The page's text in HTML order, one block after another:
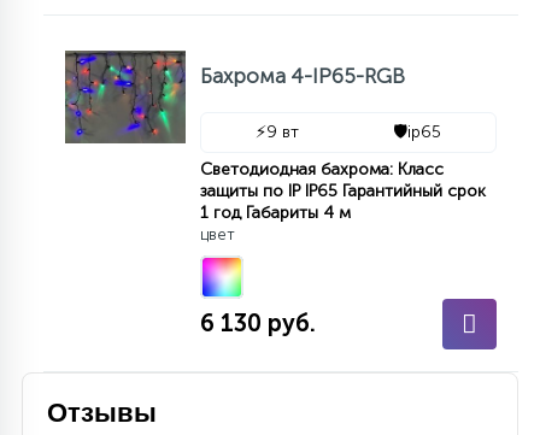
Бахрома 4-IP65-RGB
⚡9 вт 🛡️ip65
Светодиодная бахрома: Класс
защиты по IP IP65 Гарантийный срок
1 год Габариты 4 м
цвет
6 130 руб.
Отзывы